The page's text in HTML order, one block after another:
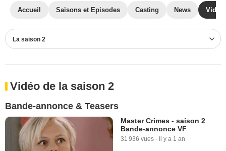
Accueil Saisons et Episodes Casting News
La saison 2
Vidéo de la saison 2
Bande-annonce & Teasers
Master Crimes - saison 2
Bande-annonce VF
31 936 vues - Il y a 1 an